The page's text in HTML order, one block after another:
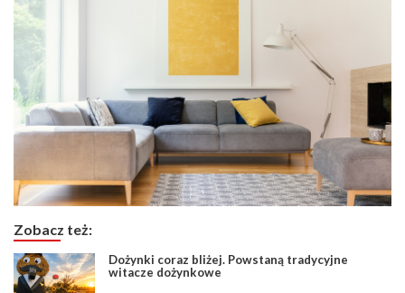
Zobacz też:
Dożynki coraz bliżej. Powstaną tradycyjne
witacze dożynkowe